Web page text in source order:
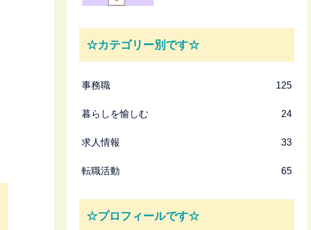
☆カテゴリー別です☆
事務職 125
暮らしを愉しむ 24
求人情報 33
転職活動 65
☆プロフィールです☆